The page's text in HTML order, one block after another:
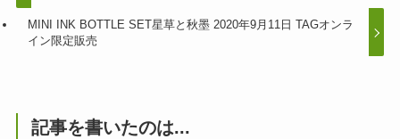
MINI INK BOTTLE SET星草と秋墨 2020年9月11日 TAGオンラ
イン限定販売
記事を書いたのは...